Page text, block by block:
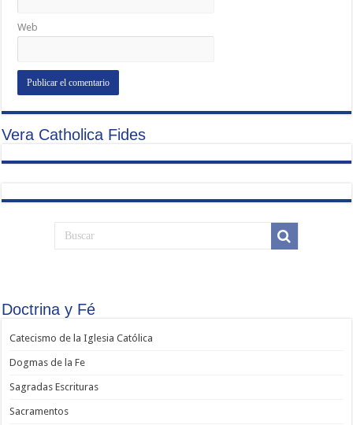
Web
Vera Catholica Fides
Doctrina y Fé
Catecismo de la Iglesia Católica
Dogmas de la Fe
Sagradas Escrituras
Sacramentos